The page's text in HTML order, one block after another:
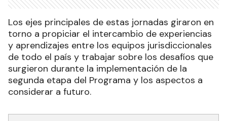
Los ejes principales de estas jornadas giraron en
torno a propiciar el intercambio de experiencias
y aprendizajes entre los equipos jurisdiccionales
de todo el país y trabajar sobre los desafíos que
surgieron durante la implementación de la
segunda etapa del Programa y los aspectos a
considerar a futuro.